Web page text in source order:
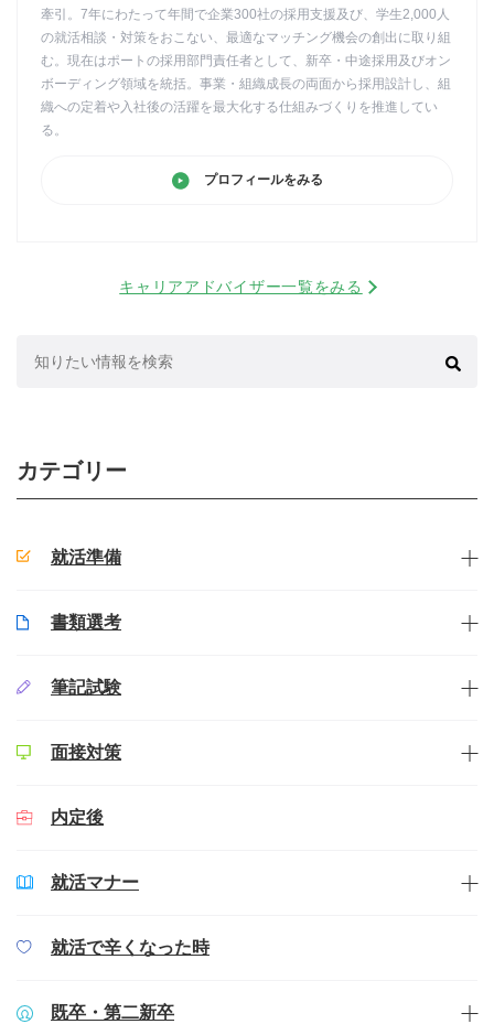
牽引。7年にわたって年間で企業300社の採用支援及び、学生2,000人
の就活相談・対策をおこない、最適なマッチング機会の創出に取り組
む。現在はポートの採用部門責任者として、新卒・中途採用及びオン
ボーディング領域を統括。事業・組織成長の両面から採用設計し、組
織への定着や入社後の活躍を最大化する仕組みづくりを推進してい
る。
プロフィールをみる
キャリアアドバイザー一覧をみる
カテゴリー
就活準備
書類選考
筆記試験
面接対策
内定後
就活マナー
就活で辛くなった時
既卒・第二新卒